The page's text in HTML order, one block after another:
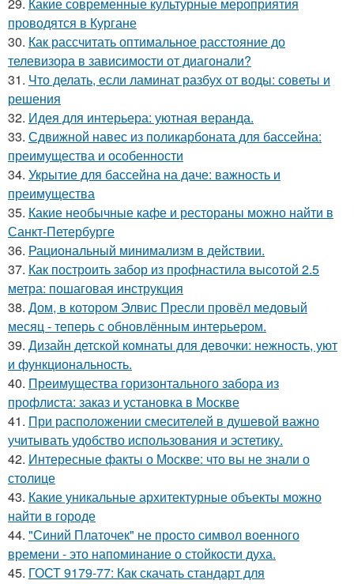
проводятся в Кургане
30. Как рассчитать оптимальное расстояние до
телевизора в зависимости от диагонали?
31. Что делать, если ламинат разбух от воды: советы и
решения
32. Идея для интерьера: уютная веранда.
33. Сдвижной навес из поликарбоната для бассейна:
преимущества и особенности
34. Укрытие для бассейна на даче: важность и
преимущества
35. Какие необычные кафе и рестораны можно найти в
Санкт-Петербурге
36. Рациональный минимализм в действии.
37. Как построить забор из профнастила высотой 2.5
метра: пошаговая инструкция
38. Дом, в котором Элвис Пресли провёл медовый
месяц - теперь с обновлённым интерьером.
39. Дизайн детской комнаты для девочки: нежность, уют
и функциональность.
40. Преимущества горизонтального забора из
профлиста: заказ и установка в Москве
41. При расположении смесителей в душевой важно
учитывать удобство использования и эстетику.
42. Интересные факты о Москве: что вы не знали о
столице
43. Какие уникальные архитектурные объекты можно
найти в городе
44. "Синий Платочек" не просто символ военного
времени - это напоминание о стойкости духа.
45. ГОСТ 9179-77: Как скачать стандарт для